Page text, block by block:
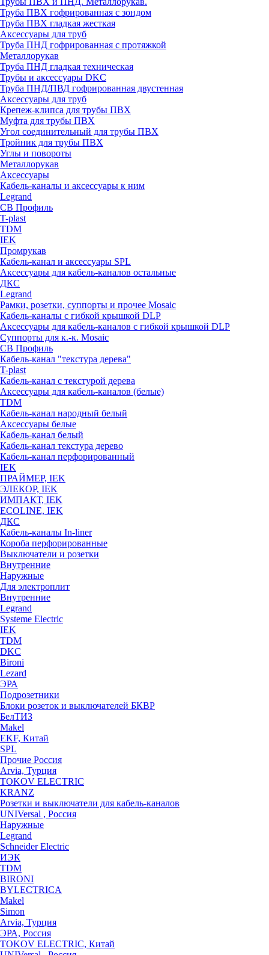
Труба ПВХ гофрированная с зондом
Труба ПВХ гладкая жесткая
Аксессуары для труб
Труба ПНД гофрированная с протяжкой
Металлорукав
Труба ПНД гладкая техническая
Трубы и аксессуары DKC
Труба ПНД/ПВД гофрированная двустенная
Аксессуары для труб
Крепеж-клипса для трубы ПВХ
Муфта для трубы ПВХ
Угол соединительный для трубы ПВХ
Тройник для трубы ПВХ
Углы и повороты
Металлорукав
Аксессуары
Кабель-каналы и аксессуары к ним
Legrand
СВ Профиль
T-plast
TDM
IEK
Промрукав
Кабель-канал и аксессуары SPL
Аксессуары для кабель-каналов остальные
ДКС
Legrand
Рамки, розетки, суппорты и прочее Mosaic
Кабель-каналы с гибкой крышкой DLP
Аксессуары для кабель-каналов с гибкой крышкой DLP
Суппорты для к.-к. Mosaic
СВ Профиль
Кабель-канал "текстура дерева"
T-plast
Кабель-канал с текстурой дерева
Аксессуары для кабель-каналов (белые)
TDM
Кабель-канал народный белый
Аксессуары белые
Кабель-канал белый
Кабель-канал текстура дерево
Кабель-канал перфорированный
IEK
ПРАЙМЕР, IEK
ЭЛЕКОР, IEK
ИМПАКТ, IEK
ECOLINE, IEK
ДКС
Кабель-каналы In-liner
Короба перфорированные
Выключатели и розетки
Внутренние
Наружные
Для электроплит
Внутренние
Legrand
Systeme Electric
IEK
TDM
DKC
Bironi
Lezard
ЭРА
Подрозетники
Блоки розеток и выключателей БКВР
БелТИЗ
Makel
EKF, Китай
SPL
Прочие Россия
Arvia, Турция
TOKOV ELECTRIC
KRANZ
Розетки и выключатели для кабель-каналов
UNIVersal , Россия
Наружные
Legrand
Schneider Electric
ИЭК
TDM
BIRONI
BYLECTRICA
Makel
Simon
Arvia, Турция
ЭРА, Россия
TOKOV ELECTRIC, Китай